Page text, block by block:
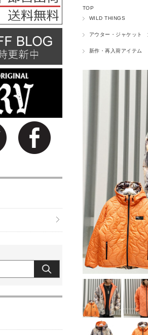
TOP
WILD THINGS
アウター・ジャケット
新作・再入荷アイテム